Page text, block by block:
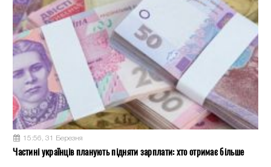
15:56, 31 Березня
Частині українців планують підняти зарплати: хто отримає більше